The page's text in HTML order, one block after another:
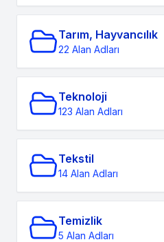
Tarım, Hayvancılık
22 Alan Adları
Teknoloji
123 Alan Adları
Tekstil
14 Alan Adları
Temizlik
5 Alan Adları